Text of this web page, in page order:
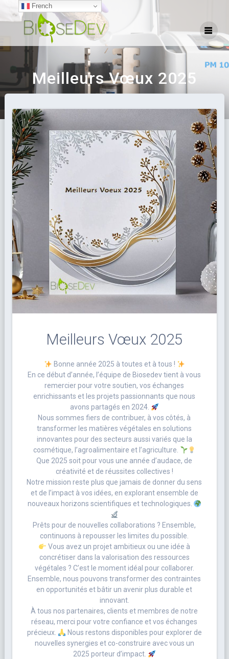
Meilleurs Vœux 2025
Meilleurs Vœux 2025
Bonne année 2025 à toutes et à tous !
En ce début d’année, l’équipe de Biosedev tient à vous
remercier pour votre soutien, vos échanges
enrichissants et les projets passionnants que nous
avons partagés en 2024.
Nous sommes fiers de contribuer, à vos côtés, à
transformer les matières végétales en solutions
innovantes pour des secteurs aussi variés que la
cosmétique, l’agroalimentaire et l’agriculture.
Que 2025 soit pour vous une année d’audace, de
créativité et de réussites collectives !
Notre mission reste plus que jamais de donner du sens
et de l’impact à vos idées, en explorant ensemble de
nouveaux horizons scientifiques et technologiques.
Prêts pour de nouvelles collaborations ? Ensemble,
continuons à repousser les limites du possible.
Vous avez un projet ambitieux ou une idée à
concrétiser dans la valorisation des ressources
végétales ? C’est le moment idéal pour collaborer.
Ensemble, nous pouvons transformer des contraintes
en opportunités et bâtir un avenir plus durable et
innovant.
À tous nos partenaires, clients et membres de notre
réseau, merci pour votre confiance et vos échanges
précieux.
Nous restons disponibles pour explorer de
nouvelles synergies et co-construire avec vous un
2025 porteur d’impact.
French